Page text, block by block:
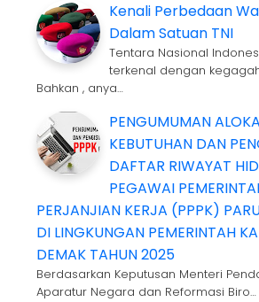
Kenali Perbedaan
Dalam Satuan TNI
Tentara Nasional
terkenal dengan
Bahkan , anya…
PENGUMUMAN
KEBUTUHAN DAN
DAFTAR RIWAYAT
PEGAWAI
PERJANJIAN KERJA (PPPK)
DI LINGKUNGAN PEMERINTAH
DEMAK TAHUN 2025
Berdasarkan Keputusan Menteri
Aparatur Negara dan Reformasi Biro…